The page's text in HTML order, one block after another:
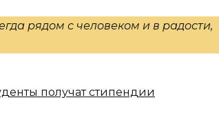
рядом с человеком и в радости,
получат стипендии